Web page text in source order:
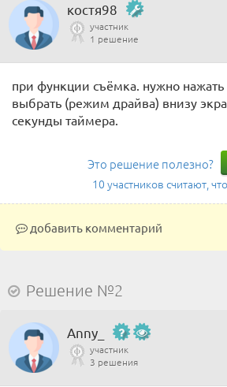
костя98
участник
1 решение
при функции съёмка. нужно нажать
выбрать (режим драйва) внизу
секунды таймера.
Это решение полезно?
10 участников считают,
добавить комментарий
Решение №2
Anny_
участник
3 решения